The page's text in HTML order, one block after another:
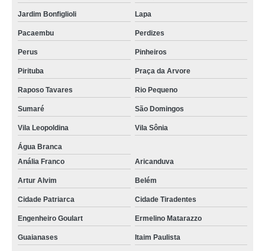
Jardim Bonfiglioli Lapa
Pacaembu Perdizes
Perus Pinheiros
Pirituba Praça da Arvore
Raposo Tavares Rio Pequeno
Sumaré São Domingos
Vila Leopoldina Vila Sônia
Água Branca
Anália Franco
Aricanduva
Artur Alvim Belém
Cidade Patriarca Cidade Tiradentes
Engenheiro Goulart Ermelino Matarazzo
Guaianases Itaim Paulista